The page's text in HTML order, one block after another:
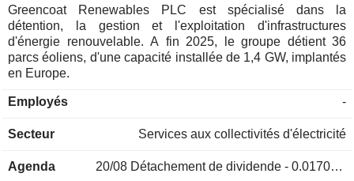
Greencoat Renewables PLC est spécialisé dans la
détention, la gestion et l'exploitation d'infrastructures
d'énergie renouvelable. A fin 2025, le groupe détient 36
parcs éoliens, d'une capacité installée de 1,4 GW, implantés
en Europe.
Employés -
Secteur Services aux collectivités d'électricité
Agenda 20/08 Détachement de dividende - 0.01703 EUR